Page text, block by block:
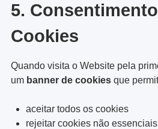
5.
Cookies
Quando visita o Website pela
um banner de cookiesque
aceitar todos os cookies
rejeitar cookies não essenciais